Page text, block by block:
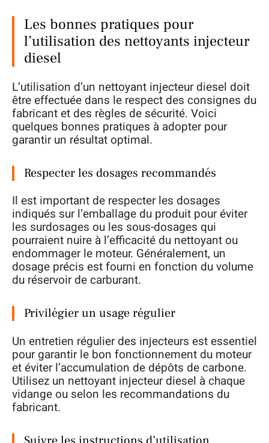
Les bonnes pratiques pour
l’utilisation des nettoyants injecteur
diesel
L’utilisation d’un nettoyant injecteur diesel doit
être effectuée dans le respect des consignes du
fabricant et des règles de sécurité. Voici
quelques bonnes pratiques à adopter pour
garantir un résultat optimal.
Respecter les dosages recommandés
Il est important de respecter les dosages
indiqués sur l’emballage du produit pour éviter
les surdosages ou les sous-dosages qui
pourraient nuire à l’efficacité du nettoyant ou
endommager le moteur. Généralement, un
dosage précis est fourni en fonction du volume
du réservoir de carburant.
Privilégier un usage régulier
Un entretien régulier des injecteurs est essentiel
pour garantir le bon fonctionnement du moteur
et éviter l’accumulation de dépôts de carbone.
Utilisez un nettoyant injecteur diesel à chaque
vidange ou selon les recommandations du
fabricant.